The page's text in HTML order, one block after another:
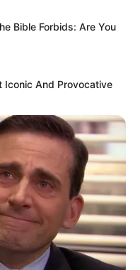
κέντρο
από κέντρο
από μπαρ
Bible Forbids: Are You
Iconic And Provocative